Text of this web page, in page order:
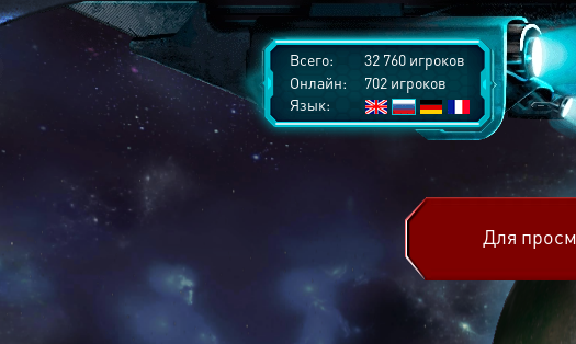
Всего:
32 760 игроков
Онлайн:
702 игроков
Язык:
Для